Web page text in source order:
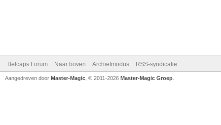
Belcaps Forum Naar boven Archiefmodus RSS-syndicatie
Aangedreven door Master-Magic , © 2011-2026 Master-Magic Groep